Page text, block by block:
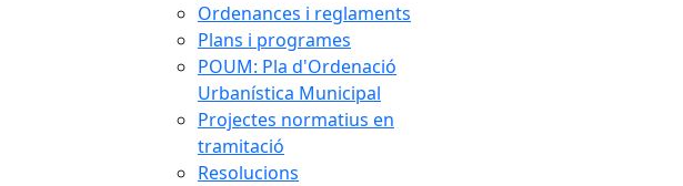
Ordenances i reglaments
Plans i programes
POUM: Pla d'Ordenació
Urbanística Municipal
Projectes normatius en
tramitació
Resolucions